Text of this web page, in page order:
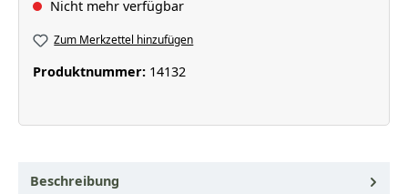
Nicht mehr verfügbar
Zum Merkzettel hinzufügen
Produktnummer: 14132
Beschreibung